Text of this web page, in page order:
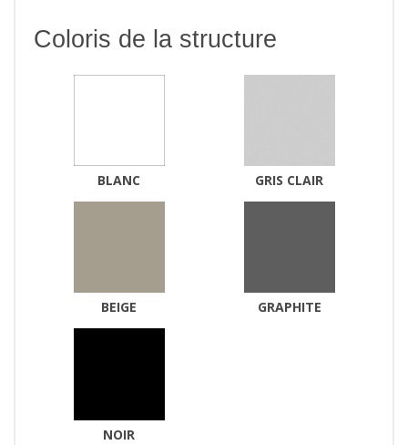
Coloris de la structure
BLANC GRIS CLAIR
BEIGE GRAPHITE
NOIR